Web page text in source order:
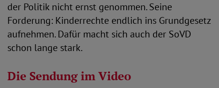
der Politik nicht ernst genommen. Seine
Forderung: Kinderrechte endlich ins Grundgesetz
aufnehmen. Dafür macht sich auch der SoVD
schon lange stark.
Die Sendung im Video